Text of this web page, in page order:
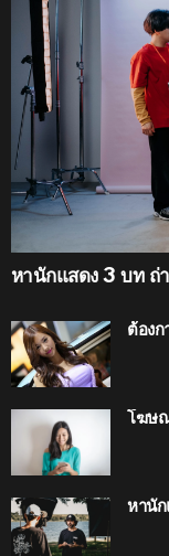
หานักแสดง 3 บท ถ่
ต้อง
โฆษ
หานั